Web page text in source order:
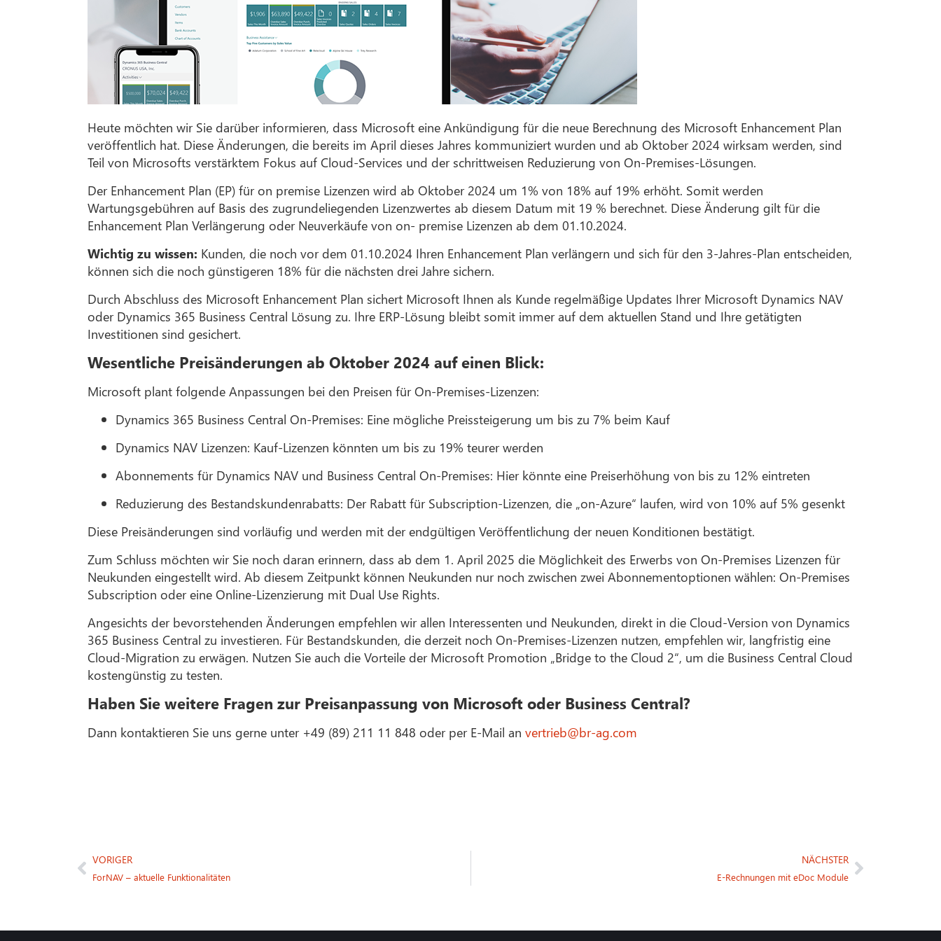
Heute möchten wir Sie darüber informieren, dass Microsoft eine Ankündigung für die neue Berechnung des Microsoft Enhancement Plan
veröffentlich hat. Diese Änderungen, die bereits im April dieses Jahres kommuniziert wurden und ab Oktober 2024 wirksam werden, sind
Teil von Microsofts verstärktem Fokus auf Cloud-Services und der schrittweisen Reduzierung von On-Premises-Lösungen.
Der Enhancement Plan (EP) für on premise Lizenzen wird ab Oktober 2024 um 1% von 18% auf 19% erhöht. Somit werden
Wartungsgebühren auf Basis des zugrundeliegenden Lizenzwertes ab diesem Datum mit 19 % berechnet. Diese Änderung gilt für die
Enhancement Plan Verlängerung oder Neuverkäufe von on- premise Lizenzen ab dem 01.10.2024.
Wichtig zu wissen: Kunden, die noch vor dem 01.10.2024 Ihren Enhancement Plan verlängern und sich für den 3-Jahres-Plan entscheiden,
können sich die noch günstigeren 18% für die nächsten drei Jahre sichern.
Durch Abschluss des Microsoft Enhancement Plan sichert Microsoft Ihnen als Kunde regelmäßige Updates Ihrer Microsoft Dynamics NAV
oder Dynamics 365 Business Central Lösung zu. Ihre ERP-Lösung bleibt somit immer auf dem aktuellen Stand und Ihre getätigten
Investitionen sind gesichert.
Wesentliche Preisänderungen ab Oktober 2024 auf einen Blick:
Microsoft plant folgende Anpassungen bei den Preisen für On-Premises-Lizenzen:
Dynamics 365 Business Central On-Premises: Eine mögliche Preissteigerung um bis zu 7% beim Kauf
Dynamics NAV Lizenzen: Kauf-Lizenzen könnten um bis zu 19% teurer werden
Abonnements für Dynamics NAV und Business Central On-Premises: Hier könnte eine Preiserhöhung von bis zu 12% eintreten
Reduzierung des Bestandskundenrabatts: Der Rabatt für Subscription-Lizenzen, die „on-Azure“ laufen, wird von 10% auf 5% gesenkt
Diese Preisänderungen sind vorläufig und werden mit der endgültigen Veröffentlichung der neuen Konditionen bestätigt.
Zum Schluss möchten wir Sie noch daran erinnern, dass ab dem 1. April 2025 die Möglichkeit des Erwerbs von On-Premises Lizenzen für
Neukunden eingestellt wird. Ab diesem Zeitpunkt können Neukunden nur noch zwischen zwei Abonnementoptionen wählen: On-Premises
Subscription oder eine Online-Lizenzierung mit Dual Use Rights.
Angesichts der bevorstehenden Änderungen empfehlen wir allen Interessenten und Neukunden, direkt in die Cloud-Version von Dynamics
365 Business Central zu investieren. Für Bestandskunden, die derzeit noch On-Premises-Lizenzen nutzen, empfehlen wir, langfristig eine
Cloud-Migration zu erwägen. Nutzen Sie auch die Vorteile der Microsoft Promotion „Bridge to the Cloud 2“, um die Business Central Cloud
kostengünstig zu testen.
Haben Sie weitere Fragen zur Preisanpassung von Microsoft oder Business Central?
Dann kontaktieren Sie uns gerne unter +49 (89) 211 11 848 oder per E-Mail an vertrieb@br-ag.com
VORIGER
ForNAV – aktuelle Funktionalitäten
NÄCHSTER
E-Rechnungen mit eDoc Module